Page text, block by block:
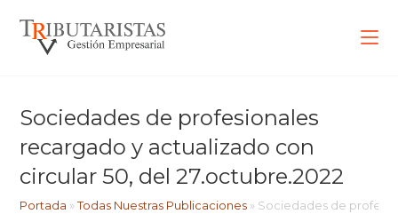
Sociedades de profesionales
recargado y actualizado con
circular 50, del 27.octubre.2022
Portada »Todas Nuestras Publicaciones » Sociedades de